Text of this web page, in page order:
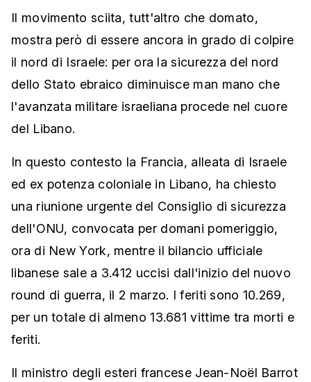
Il movimento sciita, tutt'altro che domato,
mostra però di essere ancora in grado di colpire
il nord di Israele: per ora la sicurezza del nord
dello Stato ebraico diminuisce man mano che
l'avanzata militare israeliana procede nel cuore
del Libano.
In questo contesto la Francia, alleata di Israele
ed ex potenza coloniale in Libano, ha chiesto
una riunione urgente del Consiglio di sicurezza
dell'ONU, convocata per domani pomeriggio,
ora di New York, mentre il bilancio ufficiale
libanese sale a 3.412 uccisi dall'inizio del nuovo
round di guerra, il 2 marzo. I feriti sono 10.269,
per un totale di almeno 13.681 vittime tra morti e
feriti.
Il ministro degli esteri francese Jean-Noël Barrot